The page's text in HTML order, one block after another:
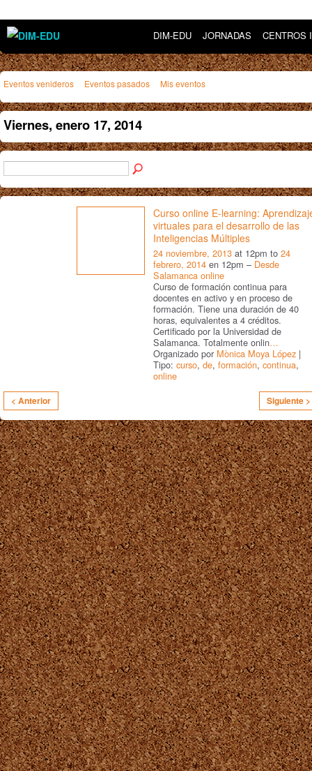
DIM-EDU JORNADAS CENTROS
Eventos venideros Eventos pasados Mis eventos
Viernes, enero 17, 2014
Curso online E-learning:
virtuales para el desarrollo de las
Inteligencias Múltiples
24 noviembre, 2013 at 12pm to 24
febrero, 2014 en 12pm – Desde
Salamanca online
Curso de formación continua para
docentes en activo y en proceso de
formación. Tiene una duración de 40
horas, equivalentes a 4 créditos.
Certificado por la Universidad de
Salamanca. Totalmente onlin…
Organizado por Mònica Moya López |
Tipo: curso, de, formación, continua,
online
< Anterior Siguiente >